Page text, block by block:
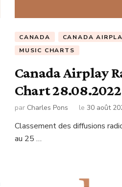
CANADA
CANADA
MUSIC CHARTS
Canada Airplay
Chart 28.08.2022
par Charles Pons le 30 août
Classement des diffusions
au 25 …